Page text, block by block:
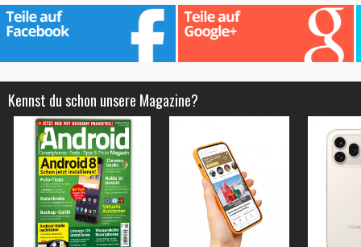
Kennst du schon unsere Magazine?